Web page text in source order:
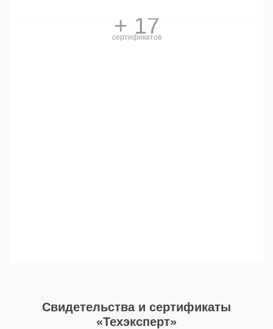
+ 17
сертификатов
Cвидетельства и сертификаты
«Техэксперт»